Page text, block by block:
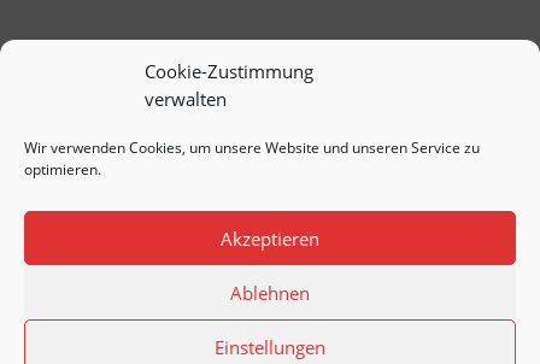
Cookie-Zustimmung
verwalten
Wir verwenden Cookies, um unsere Website und unseren Service zu
optimieren.
Akzeptieren
Ablehnen
Einstellungen
Copyright © 2020 SDAJ
Reserved.Impressum & Datenschutz